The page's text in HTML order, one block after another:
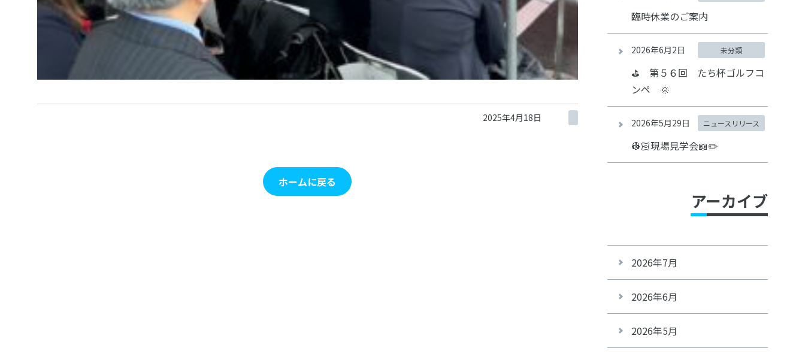
2025年4月18日
ホームに戻る
臨時休業のご案内
2026年6月2日 未分類
⛳ 第５６回 たち杯ゴルフコ
ンペ 🌞
2026年5月29日 ニュースリリース
👷🏻現場見学会📖✏️
アーカイブ
2026年7月
2026年6月
2026年5月